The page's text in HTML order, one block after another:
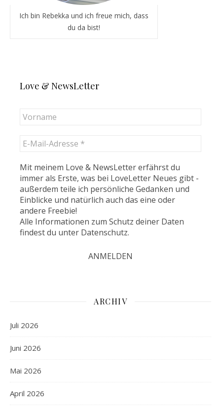
Ich bin Rebekka und ich freue mich, dass
du da bist!
Love & NewsLetter
Mit meinem Love & NewsLetter erfährst du
immer als Erste, was bei LoveLetter Neues gibt -
außerdem teile ich persönliche Gedanken und
Einblicke und natürlich auch das eine oder
andere Freebie!
Alle Informationen zum Schutz deiner Daten
findest du unter Datenschutz.
ARCHIV
Juli 2026
Juni 2026
Mai 2026
April 2026